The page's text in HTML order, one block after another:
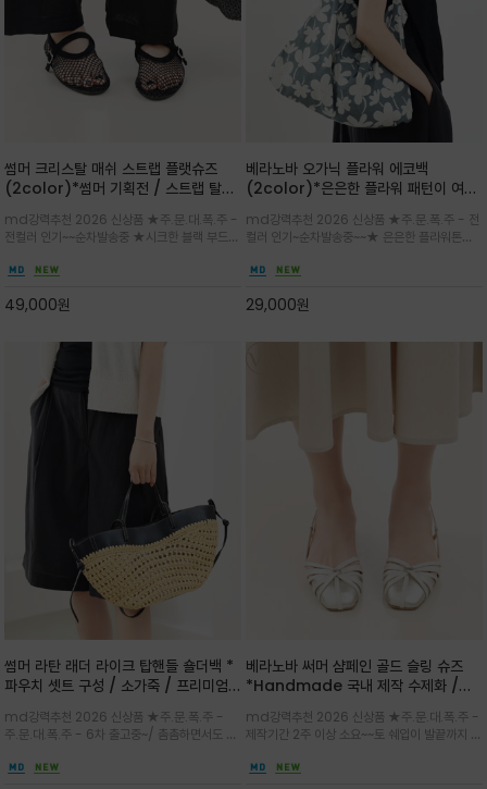
썸머 크리스탈 매쉬 스트랩 플랫슈즈
(2color)*썸머 기획전 / 스트랩 탈착
세한 메쉬 짜임 위로 은은하게 반짝이는
크리스탈 디테일을 더한 플랫슈즈
md강력추천 2026 신상품 ★주.문.대.폭.주 -
전컬러 인기~~순차발송중 ★시크한 블랙 부드러
하게 좋으며 가볍고 시원해 데일리 만능 아이템 /
49,000원
베라노바 오가닉 플라워 에코백
(2color)*은은한 플라워 패턴이 여름
코백
md강력추천 2026 신상품 ★주.문.폭.주 - 전
컬러 인기~순차발송중~~★ 은은한 플라워톤이
고급스럽게 내추럴한 감성의 천연 오가닉 코튼소
해져 완성
29,000원
썸머 라탄 래더 라이크 탑핸들 숄더백 *
파우치 셋트 구성 / 소가죽 / 프리미엄
라이크 배색이 조화롭게 어우러진 탑핸
들 숄더백
md강력추천 2026 신상품 ★주.문.폭.주 -
주.문.대.폭.주 - 6차 출고중~/ 촘촘하면서도 입
만들며 부드러운 곡선의 바스켓 실루엣에 넉넉한
베라노바 써머 샴페인 골드 슬링 슈즈
*Handmade 국내 제작 수제화 /은
스럽게 밝혀주는 슬링백 플랫슈
md강력추천 2026 신상품 ★주.문.대.폭.주 -
제작기간 2주 이상 소요~~토 쉐입이 발끝까지 세
끔한 디자인과 베이직한 컬러감으로 높은 활용도